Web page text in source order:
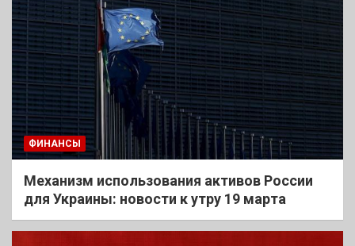
ФИНАНСЫ
Механизм использования активов России
для Украины: новости к утру 19 марта